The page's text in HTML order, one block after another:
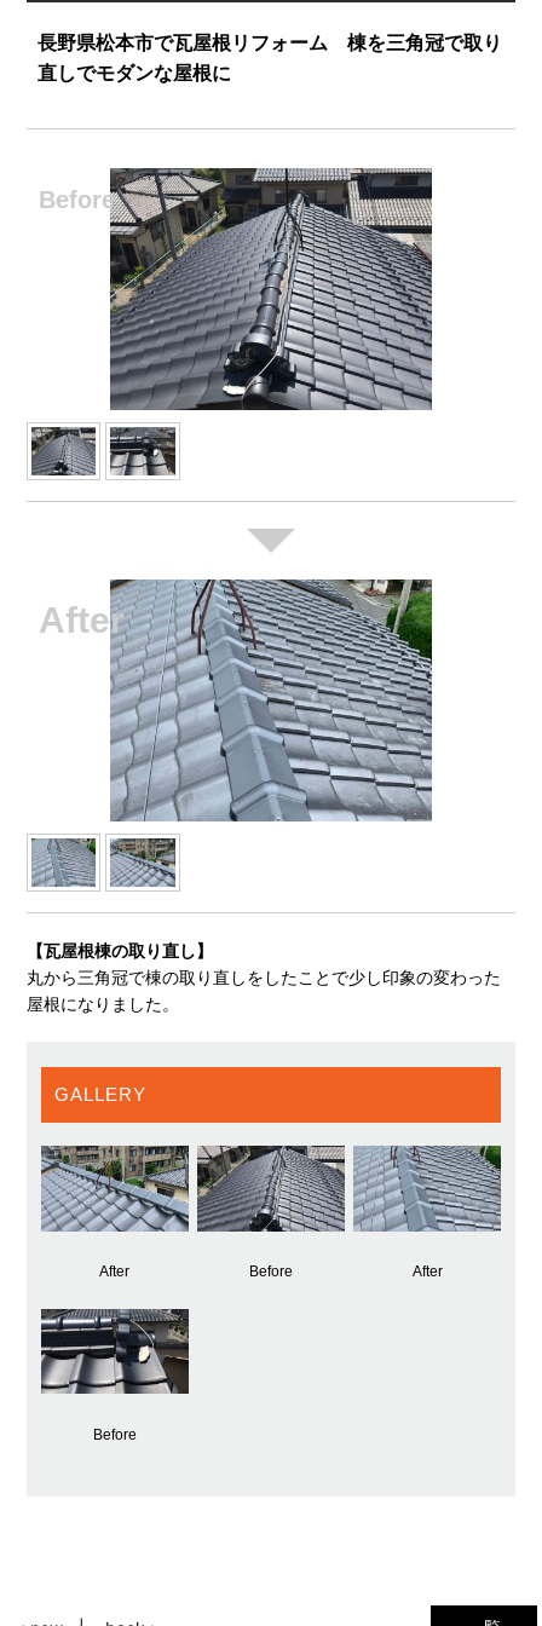
長野県松本市で瓦屋根リフォーム 棟を三角冠で取り
直しでモダンな屋根に
【瓦屋根棟の取り直し】
丸から三角冠で棟の取り直しをしたことで少し印象の変わった
屋根になりました。
GALLERY
After Before After
Before